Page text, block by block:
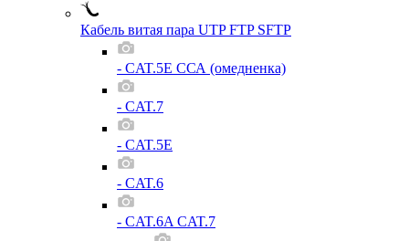
Кабель витая пара UTP FTP SFTP
- CAT.5E ССА (омедненка)
- CAT.7
- CAT.5E
- CAT.6
- CAT.6A CAT.7